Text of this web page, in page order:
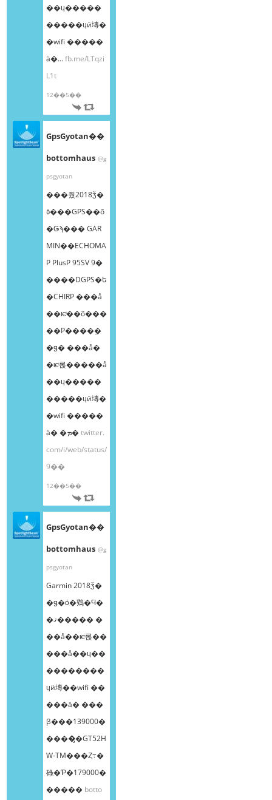
��ɥ�����
�����ɥӥ塼�
�wifi �����
ä�...fb.me/LTqzi
L1t
12��5��
GpsGyotan��
bottomhaus @g
psgyotan
���줬2018ǯ�
٥���GPS��õ
�Ǥϡ��� GAR
MIN��ECHOMA
P PlusP 95SV 9�
����DGPS�ե
�CHIRP ���å
��ѥͥ��õ���
��Ρ����ܸ�
�ǥ� ���å�
�ѥͥ롡�����å
��ɥ�����
�����ɥӥ塼�
�wifi �����
ä� �ܡ�twitter.
com/i/web/status/
9��
12��5��
GpsGyotan��
bottomhaus @g
psgyotan
Garmin 2018ǯ�
�ǥ�ȯ�䳫�Ϥ�
�ޤ����� �
��å��ѥͥ롡��
���å��ɥ��
��������
ɥӥ塼��wifi ��
���ä� ���
β���139000�
����̡�GT52H
W-TM���Ȥ߹�
碌�Ƥ�179000�
����� botto